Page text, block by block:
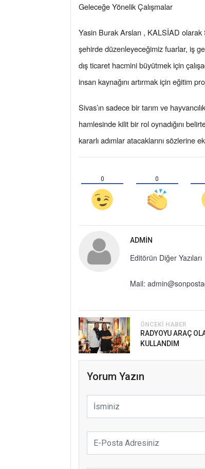
Geleceğe Yönelik Çalışmalar
Yasin Burak Arslan , KALSİAD olarak
şehirde düzenleyeceğimiz fuarlar, iş
dış ticaret hacmini büyütmek için
insan kaynağını artırmak için eğitim
Sivas’ın sadece bir tarım ve
hamlesinde kilit bir rol oynadığını
kararlı adımlar atacaklarını sözlerine
0 0
ADMIN
Editörün Diğer Yazıları
Mail:
ÖNCEKI HABER
RADYOYU ARAÇ
KULLANDIM
Yorum Yazın